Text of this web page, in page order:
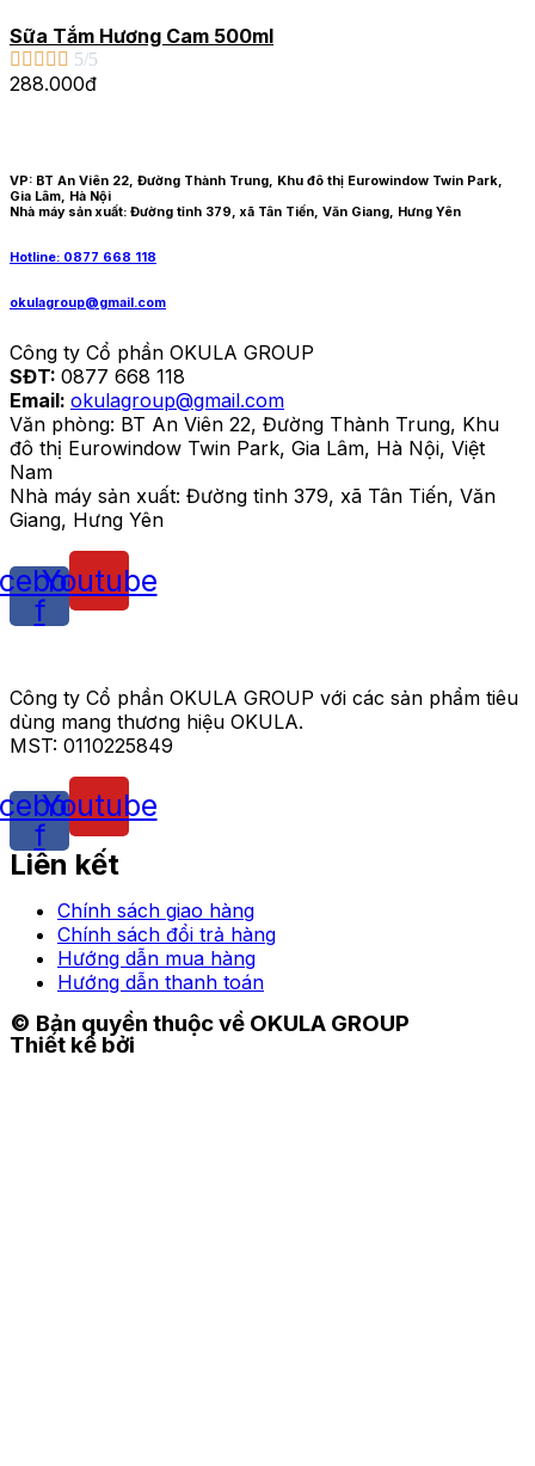
Sữa Tắm Hương Cam 500ml
     5/5
288.000đ
VP: BT An Viên 22, Đường Thành Trung, Khu đô thị Eurowindow Twin Park,
Gia Lâm, Hà Nội
Nhà máy sản xuất: Đường tỉnh 379, xã Tân Tiến, Văn Giang, Hưng Yên
Hotline: 0877 668 118
okulagroup@gmail.com
Công ty Cổ phần OKULA GROUP
SĐT: 0877 668 118
Email: okulagroup@gmail.com
Văn phòng: BT An Viên 22, Đường Thành Trung, Khu
đô thị Eurowindow Twin Park, Gia Lâm, Hà Nội, Việt
Nam
Nhà máy sản xuất: Đường tỉnh 379, xã Tân Tiến, Văn
Giang, Hưng Yên
f
Youtube
Công ty Cổ phần OKULA GROUP với các sản phẩm tiêu
dùng mang thương hiệu OKULA.
MST: 0110225849
f
Youtube
Liên kết
Chính sách giao hàng
Chính sách đổi trả hàng
Hướng dẫn mua hàng
Hướng dẫn thanh toán
© Bản quyền thuộc về OKULA GROUP
Thiết kế bởi TIME DESIGN